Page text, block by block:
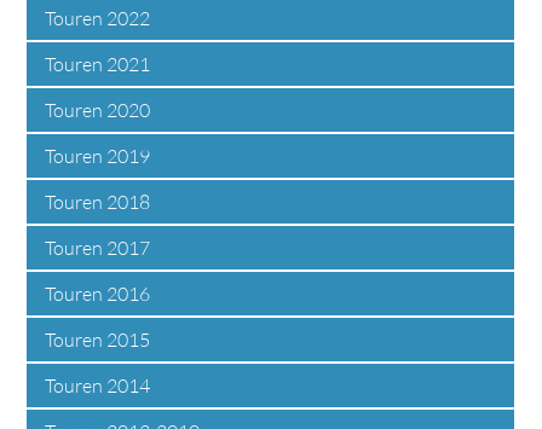
Touren 2022
Touren 2021
Touren 2020
Touren 2019
Touren 2018
Touren 2017
Touren 2016
Touren 2015
Touren 2014